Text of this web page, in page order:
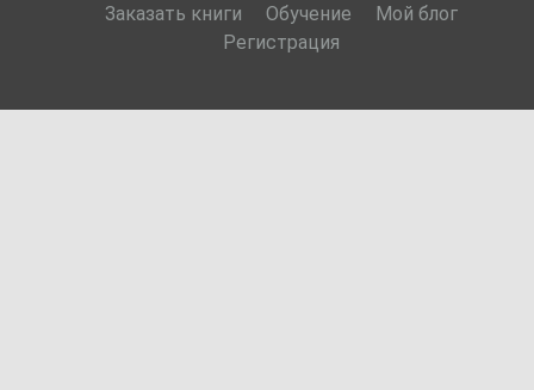
Заказать книги
Обучение
Мой блог
Регистрация